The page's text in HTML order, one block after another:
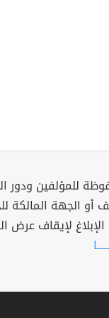
للمؤلفين ودور
أو الجهة المالكة
لإيقاف عرض